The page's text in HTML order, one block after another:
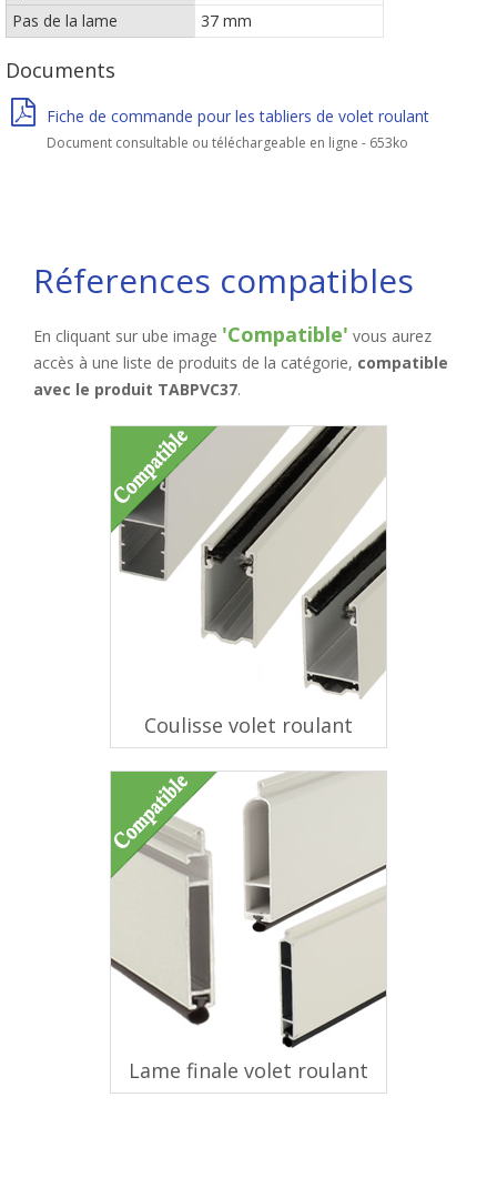
Pas de la lame
37 mm
Documents
Fiche de commande pour les tabliers de volet roulant
Document consultable ou téléchargeable en ligne - 653ko
Réferences compatibles
En cliquant sur ube image 'Compatible' vous aurez
accès à une liste de produits de la catégorie, compatible
avec le produit TABPVC37.
Coulisse volet roulant
Lame finale volet roulant